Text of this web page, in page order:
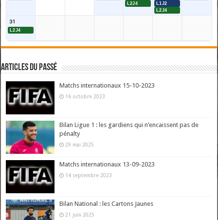
L2J4
L1J2
L2J4
31
L2J4
Articles du passé
Matchs internationaux 15-10-2023
16 octobre 2023
Bilan Ligue 1 : les gardiens qui n’encaissent pas de
pénalty
29 mai 2025
Matchs internationaux 13-09-2023
14 septembre 2023
Bilan National : les Cartons Jaunes
21 juin 2025